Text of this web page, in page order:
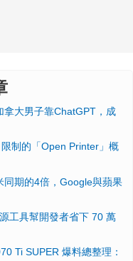
拿大男子靠ChatGPT，成
制的「Open Printer」概
同期的4倍，Google與蘋果
工具幫開發者省下 70 萬
Ti SUPER 爆料總整理：